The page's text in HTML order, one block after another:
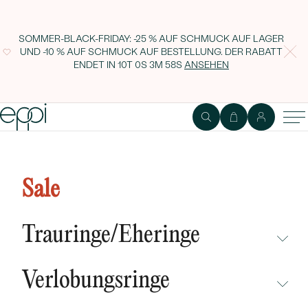
SOMMER-BLACK-FRIDAY: -25 % AUF SCHMUCK AUF LAGER
UND -10 % AUF SCHMUCK AUF BESTELLUNG. DER RABATT
ENDET IN 10T 0S 3M 58SANSEHEN
Sale
Trauringe/Eheringe
NEUHEITEN
Verlobungsringe
Vivid Pink Rund Diamant